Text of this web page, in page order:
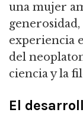
una mujer
experiencia
del
ciencia y la
El